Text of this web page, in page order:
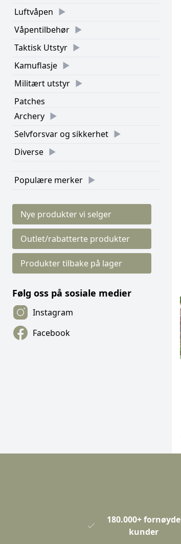
Luftvåpen
Våpentilbehør
Taktisk Utstyr
Kamuflasje
Militært utstyr
Patches
Archery
Selvforsvar og sikkerhet
Diverse
Populære merker
Nye produkter vi selger
Outlet/rabatterte produkter
Produkter tilbake på lager
Følg oss på sosiale medier
Instagram
Facebook
180.000+ fornøyde
kunder